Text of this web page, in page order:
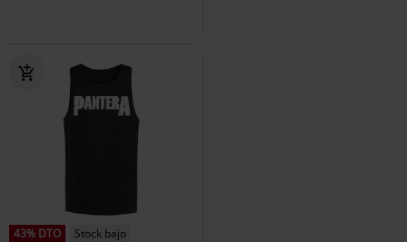
43% DTO
Stock bajo